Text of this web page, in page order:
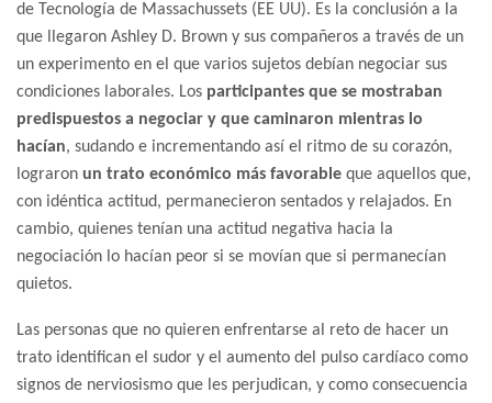
de Tecnología de Massachussets (EE UU). Es la conclusión a la
que llegaron Ashley D. Brown y sus compañeros a través de un
un experimento en el que varios sujetos debían negociar sus
condiciones laborales. Los participantes que se mostraban
predispuestos a negociar y que caminaron mientras lo
hacían, sudando e incrementando así el ritmo de su corazón,
lograron un trato económico más favorable que aquellos que,
con idéntica actitud, permanecieron sentados y relajados. En
cambio, quienes tenían una actitud negativa hacia la
negociación lo hacían peor si se movían que si permanecían
quietos.
Las personas que no quieren enfrentarse al reto de hacer un
trato identifican el sudor y el aumento del pulso cardíaco como
signos de nerviosismo que les perjudican, y como consecuencia